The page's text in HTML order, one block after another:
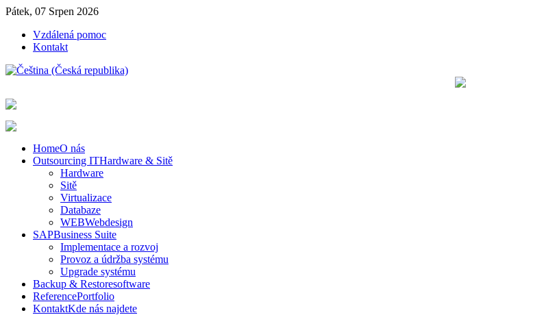
Pátek, 07 Srpen 2026
Vzdálená pomoc
Kontakt
HomeO nás
Outsourcing ITHardware & Sitě
Hardware
Sitě
Virtualizace
Databaze
WEBWebdesign
SAPBusiness Suite
Implementace a rozvoj
Provoz a údržba systému
Upgrade systému
Backup & Restoresoftware
ReferencePortfolio
KontaktKde nás najdete